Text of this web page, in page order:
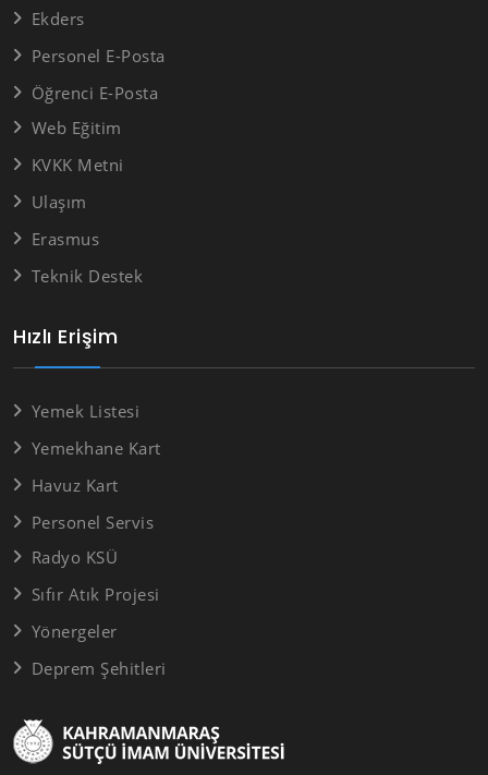
Hızlı Erişim
Yemek Listesi
Yemekhane Kart
Havuz Kart
Personel Servis
Radyo KSÜ
Sıfır Atık Projesi
Yönergeler
Deprem Şehitleri
Ekders
Personel E-Posta
Öğrenci E-Posta
Web Eğitim
KVKK Metni
Ulaşım
Erasmus
Teknik Destek